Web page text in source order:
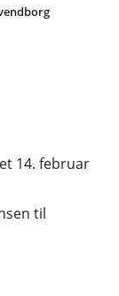
14. februar
til